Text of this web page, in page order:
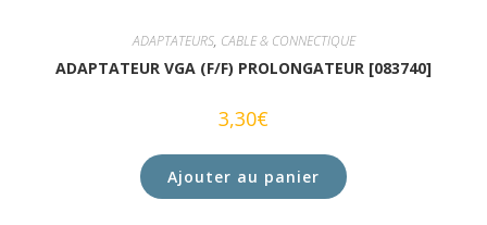
ADAPTATEURS, CABLE & CONNECTIQUE
ADAPTATEUR VGA (F/F) PROLONGATEUR [083740]
3,30€
Ajouter au panier